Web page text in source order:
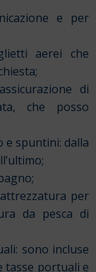
e per
aerei che
di
che posso
e spuntini: dalla
per
da pesca di
sono incluse
tasse portuali e